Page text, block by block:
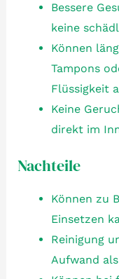
Bessere
keine
Können
Tampons
Flüssigkeit
Keine
direkt im
Nachteile
Können zu
Einsetzen
Reinigung
Aufwand